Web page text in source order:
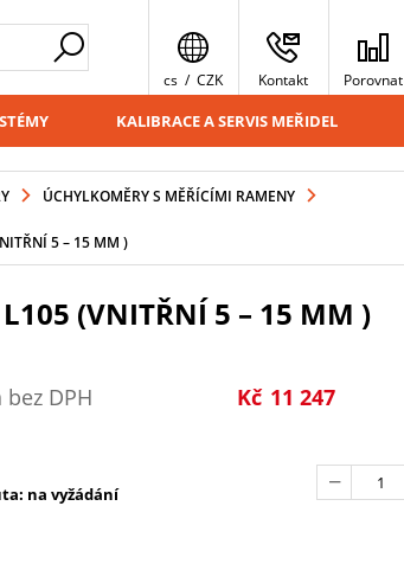
cs / CZK Kontakt Porovnat
KALIBRACE A SERVIS MEŘIDEL
ÚCHYLKOMĚRY S MĚŘÍCÍMI RAMENY
5 – 15 MM )
(VNITŘNÍ 5 – 15 MM )
bez DPH 11 247
Kč
na vyžádání